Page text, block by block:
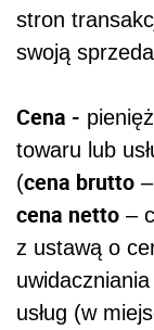
stron
swoją
Cena -
towaru lub
(cena brutto
cena netto –
z ustawą o
usług (w